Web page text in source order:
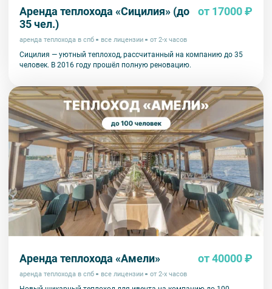
Аренда теплохода «Сицилия» (до
35 чел.)
от 17000 ₽
аренда теплохода в спб все лицензии от 2-х часов
Сицилия — уютный теплоход, рассчитанный на компанию до 35
человек. В 2016 году прошёл полную реновацию.
Аренда теплохода «Амели» от 40000 ₽
аренда теплохода в спб все лицензии от 2-х часов